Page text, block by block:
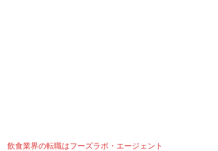
飲食業界の転職はフーズラボ・エージェント